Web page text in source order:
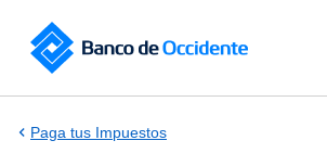
Saltar al contenido principal
Paga tus Impuestos